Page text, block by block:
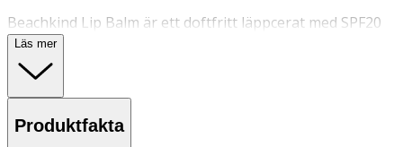
Beachkind Lip Balm är ett doftfritt läppcerat med SPF20
som skyddar huden mot de skadliga effekterna av UV-
strålning. Innehåller ett mineralfilter baserat på icke-
nano zinkoxid, så kallad ”Invisible Zinc” som inte ger
någon vit hinna. Passar alla hudtyper.
Innehåller naturliga, milda oljor, smör och vaxer som
Läs mer
Produktfakta